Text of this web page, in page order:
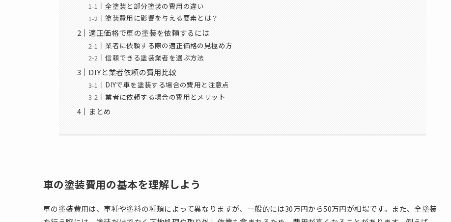
全塗装と部分塗装の費用の違い
塗装費用に影響を与える要素とは？
適正価格で車の塗装を依頼するには
業者に依頼する際の適正価格の見極め方
信頼できる塗装業者を選ぶ方法
DIYと業者依頼の費用比較
DIYで車を塗装する場合の費用と注意点
業者に依頼する場合の費用とメリット
まとめ
車の塗装費用の基本を理解しよう
車の塗装費用は、車種や塗料の種類によって異なりますが、一般的には30万円から50万円が相場です。また、全塗装